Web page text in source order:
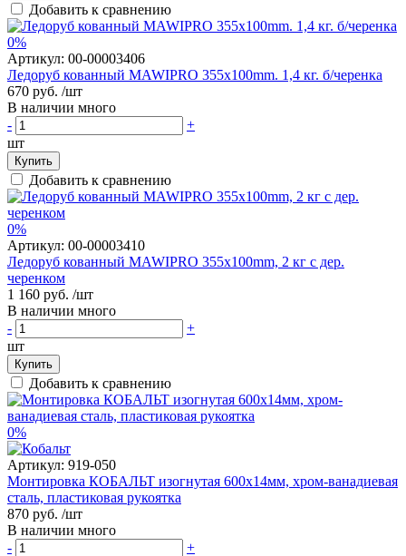
Добавить к сравнению
0%
Артикул: 00-00003406
Ледоруб кованный MAWIPRO 355x100mm. 1,4 кг. б/черенка
670 руб. /шт
В наличии много
-
+
шт
Купить
Добавить к сравнению
0%
Артикул: 00-00003410
Ледоруб кованный MAWIPRO 355x100mm, 2 кг с дер.
черенком
1 160 руб. /шт
В наличии много
-
+
шт
Купить
Добавить к сравнению
0%
Артикул: 919-050
Монтировка КОБАЛЬТ изогнутая 600х14мм, хром-ванадиевая
сталь, пластиковая рукоятка
870 руб. /шт
В наличии много
-
+